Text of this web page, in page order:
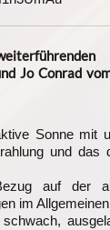
Jo Conrad
Sonne mit
und das
auf der
im